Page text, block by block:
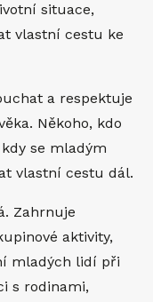
situace,
vlastní cestu ke
a respektuje
Někoho, kdo
se mladým
vlastní cestu dál.
Zahrnuje
aktivity,
mladých lidí při
s rodinami,